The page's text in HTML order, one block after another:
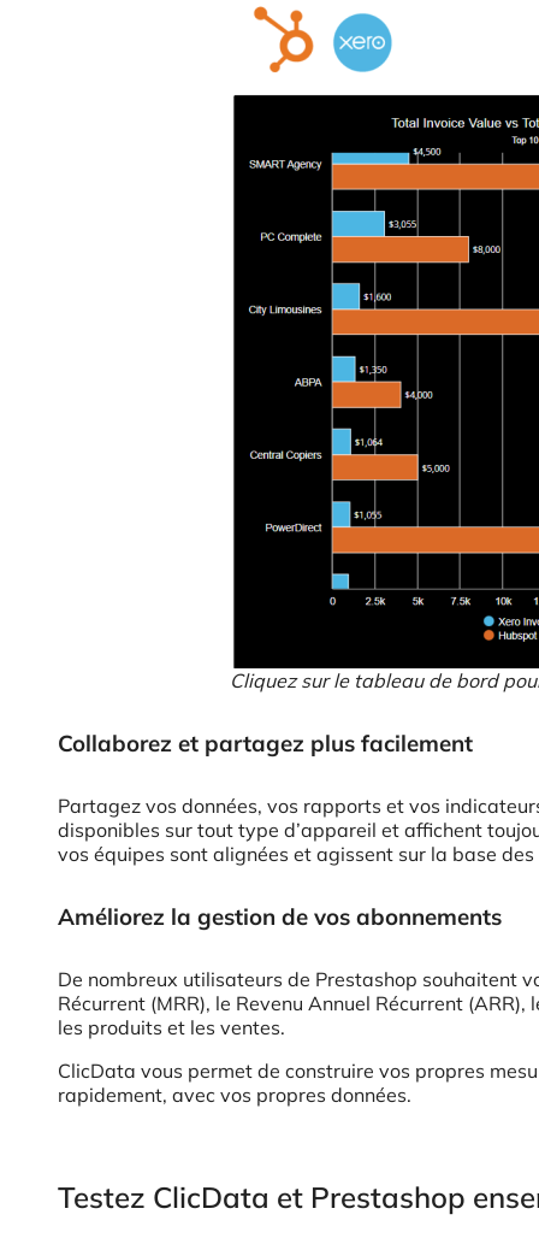
Cliquez sur le tableau de bord
Collaborez et partagez plus facilement
Partagez vos données, vos rapports et vos
disponibles sur tout type d’appareil et affichent
vos équipes sont alignées et agissent sur la base des
Améliorez la gestion de vos abonnements
De nombreux utilisateurs de Prestashop souhaitent
Récurrent (MRR), le Revenu Annuel Récurrent
les produits et les ventes.
ClicData vous permet de construire vos propres
rapidement, avec vos propres données.
Testez ClicData et Prestashop